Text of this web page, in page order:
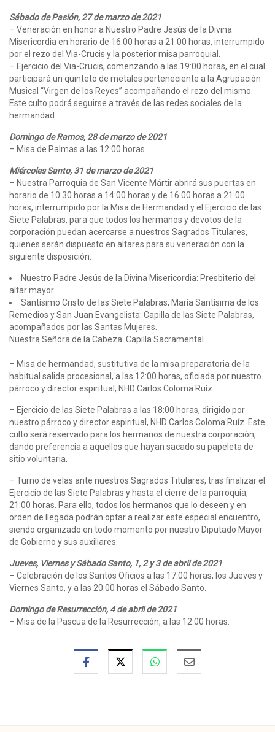
Sábado de Pasión, 27 de marzo de 2021
– Veneración en honor a Nuestro Padre Jesús de la Divina
Misericordia en horario de 16:00 horas a 21:00 horas, interrumpido
por el rezo del Via-Crucis y la posterior misa parroquial.
– Ejercicio del Via-Crucis, comenzando a las 19:00 horas, en el cual
participará un quinteto de metales perteneciente a la Agrupación
Musical “Virgen de los Reyes” acompañando el rezo del mismo.
Este culto podrá seguirse a través de las redes sociales de la
hermandad.
Domingo de Ramos, 28 de marzo de 2021
– Misa de Palmas a las 12:00 horas.
Miércoles Santo, 31 de marzo de 2021
– Nuestra Parroquia de San Vicente Mártir abrirá sus puertas en
horario de 10:30 horas a 14:00 horas y de 16:00 horas a 21:00
horas, interrumpido por la Misa de Hermandad y el Ejercicio de las
Siete Palabras, para que todos los hermanos y devotos de la
corporación puedan acercarse a nuestros Sagrados Titulares,
quienes serán dispuesto en altares para su veneración con la
siguiente disposición:
Nuestro Padre Jesús de la Divina Misericordia: Presbiterio del
altar mayor.
Santísimo Cristo de las Siete Palabras, María Santísima de los
Remedios y San Juan Evangelista: Capilla de las Siete Palabras,
acompañados por las Santas Mujeres.
Nuestra Señora de la Cabeza: Capilla Sacramental.
– Misa de hermandad, sustitutiva de la misa preparatoria de la
habitual salida procesional, a las 12:00 horas, oficiada por nuestro
párroco y director espiritual, NHD Carlos Coloma Ruíz.
– Ejercicio de las Siete Palabras a las 18:00 horas, dirigido por
nuestro párroco y director espiritual, NHD Carlos Coloma Ruíz. Este
culto será reservado para los hermanos de nuestra corporación,
dando preferencia a aquellos que hayan sacado su papeleta de
sitio voluntaria.
– Turno de velas ante nuestros Sagrados Titulares, tras finalizar el
Ejercicio de las Siete Palabras y hasta el cierre de la parroquia,
21:00 horas. Para ello, todos los hermanos que lo deseen y en
orden de llegada podrán optar a realizar este especial encuentro,
siendo organizado en todo momento por nuestro Diputado Mayor
de Gobierno y sus auxiliares.
Jueves, Viernes y Sábado Santo, 1, 2 y 3 de abril de 2021
– Celebración de los Santos Oficios a las 17:00 horas, los Jueves y
Viernes Santo, y a las 20:00 horas el Sábado Santo.
Domingo de Resurrección, 4 de abril de 2021
– Misa de la Pascua de la Resurrección, a las 12:00 horas.